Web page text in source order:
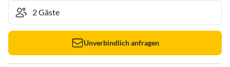
Unverbindlich anfragen